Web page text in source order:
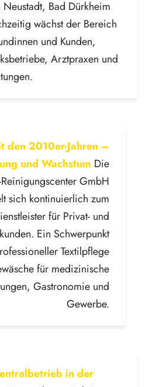
Bad Dürkheim
wächst der Bereich
und Kunden,
Arztpraxen und
den 2010er-Jahren –
und Wachstum Die
GmbH
sich kontinuierlich zum
für Privat- und
Ein Schwerpunkt
Textilpflege
für medizinische
Gastronomie und
Gewerbe.
in der